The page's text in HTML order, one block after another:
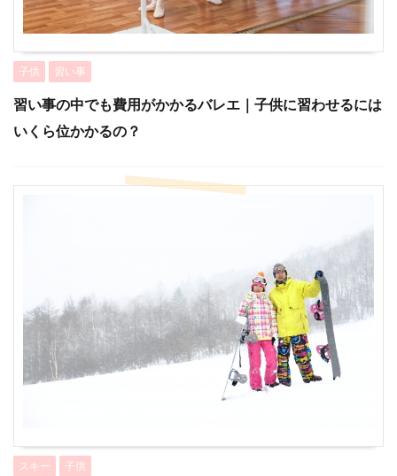
子供 習い事
習い事の中でも費用がかかるバレエ｜子供に習わせるには
いくら位かかるの？
スキー 子供